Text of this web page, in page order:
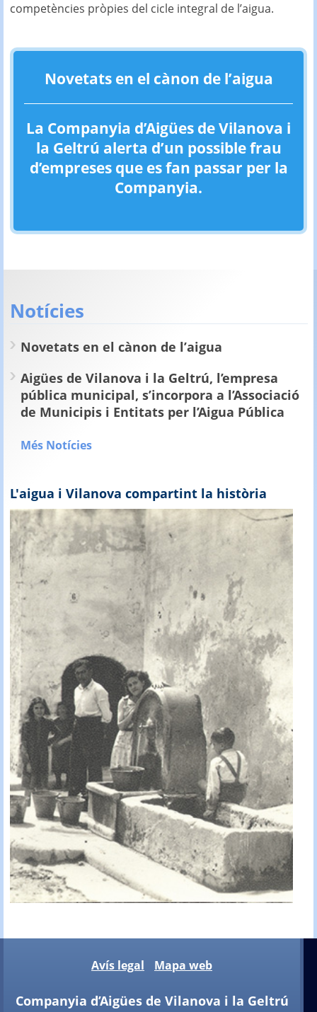
competències pròpies del cicle integral de l’aigua.
Novetats en el cànon de l’aigua
La Companyia d’Aigües de Vilanova i
la Geltrú alerta d’un possible frau
d’empreses que es fan passar per la
Companyia.
Notícies
Novetats en el cànon de l’aigua
Aigües de Vilanova i la Geltrú, l’empresa
pública municipal, s’incorpora a l’Associació
de Municipis i Entitats per l’Aigua Pública
Més Notícies
L'aigua i Vilanova compartint la història
Avís legal Mapa web
Companyia d’Aigües de Vilanova i la Geltrú